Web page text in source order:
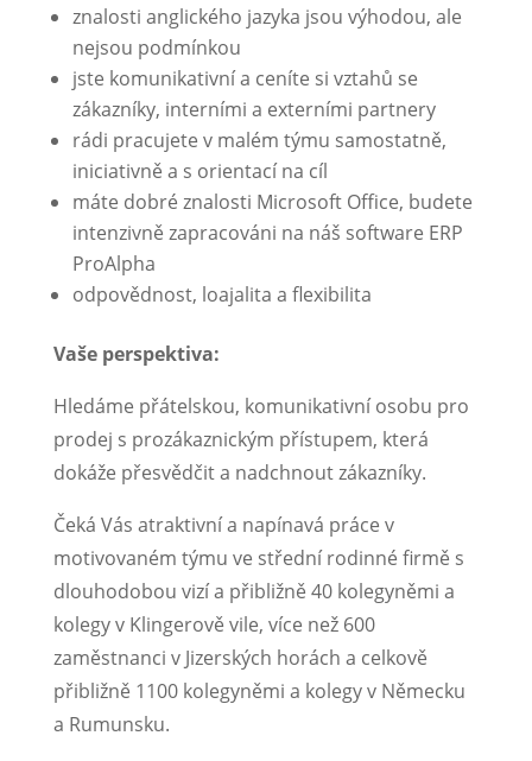
znalosti anglického jazyka jsou výhodou, ale
nejsou podmínkou
jste komunikativní a ceníte si vztahů se
zákazníky, interními a externími partnery
rádi pracujete v malém týmu samostatně,
iniciativně a s orientací na cíl
máte dobré znalosti Microsoft Office, budete
intenzivně zapracováni na náš software ERP
ProAlpha
odpovědnost, loajalita a flexibilita
Vaše perspektiva:
Hledáme přátelskou, komunikativní osobu pro
prodej s prozákaznickým přístupem, která
dokáže přesvědčit a nadchnout zákazníky.
Čeká Vás atraktivní a napínavá práce v
motivovaném týmu ve střední rodinné firmě s
dlouhodobou vizí a přibližně 40 kolegyněmi a
kolegy v Klingerově vile, více než 600
zaměstnanci v Jizerských horách a celkově
přibližně 1100 kolegyněmi a kolegy v Německu
a Rumunsku.